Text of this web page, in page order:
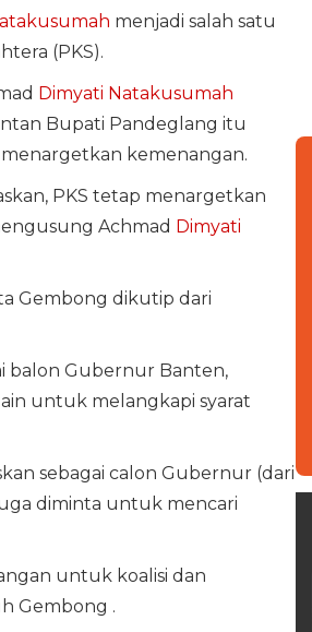
menjadi salah satu
(PKS).
Dimyati Natakusumah
Bupati Pandeglang itu
kemenangan.
PKS tetap menargetkan
Achmad Dimyati
Gembong dikutip dari
balon Gubernur Banten,
untuk melangkapi syarat
sebagai calon Gubernur (dari
diminta untuk mencari
untuk koalisi dan
Gembong .